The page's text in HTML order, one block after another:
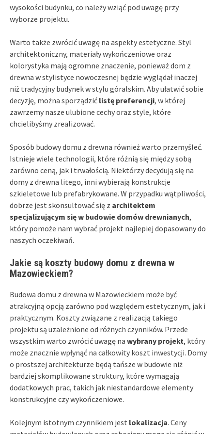
wysokości budynku, co należy wziąć pod uwagę przy
wyborze projektu.
Warto także zwrócić uwagę na aspekty estetyczne. Styl
architektoniczny, materiały wykończeniowe oraz
kolorystyka mają ogromne znaczenie, ponieważ dom z
drewna w stylistyce nowoczesnej będzie wyglądał inaczej
niż tradycyjny budynek w stylu góralskim. Aby ułatwić sobie
decyzję, można sporządzić listę preferencji, w której
zawrzemy nasze ulubione cechy oraz style, które
chcielibyśmy zrealizować.
Sposób budowy domu z drewna również warto przemyśleć.
Istnieje wiele technologii, które różnią się między sobą
zarówno ceną, jak i trwałością. Niektórzy decydują się na
domy z drewna litego, inni wybierają konstrukcje
szkieletowe lub prefabrykowane. W przypadku wątpliwości,
dobrze jest skonsultować się z architektem
specjalizującym się w budowie domów drewnianych,
który pomoże nam wybrać projekt najlepiej dopasowany do
naszych oczekiwań.
Jakie są koszty budowy domu z drewna w
Mazowieckiem?
Budowa domu z drewna w Mazowieckiem może być
atrakcyjną opcją zarówno pod względem estetycznym, jak i
praktycznym. Koszty związane z realizacją takiego
projektu są uzależnione od różnych czynników. Przede
wszystkim warto zwrócić uwagę na wybrany projekt, który
może znacznie wpłynąć na całkowity koszt inwestycji. Domy
o prostszej architekturze będą tańsze w budowie niż
bardziej skomplikowane struktury, które wymagają
dodatkowych prac, takich jak niestandardowe elementy
konstrukcyjne czy wykończeniowe.
Kolejnym istotnym czynnikiem jest lokalizacja. Ceny